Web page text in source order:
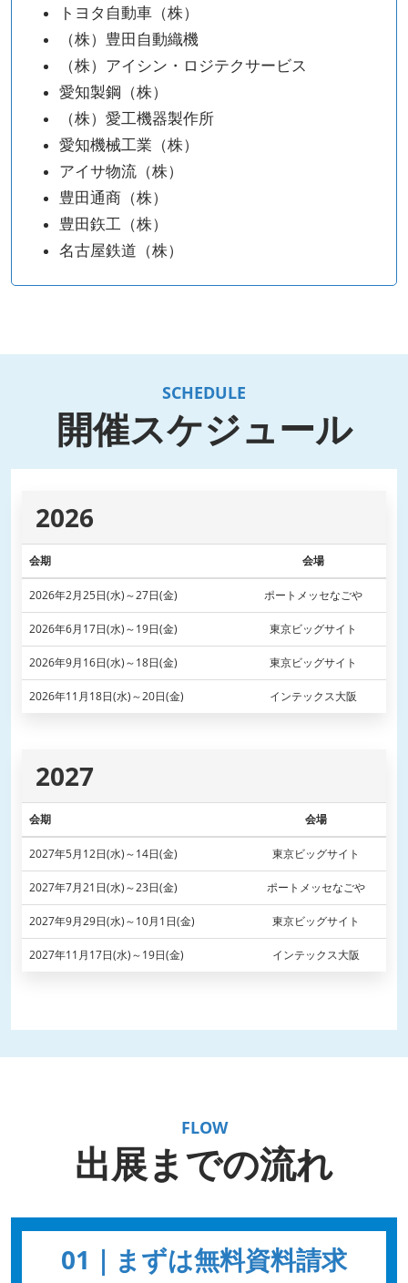
トヨタ自動車（株）
（株）豊田自動織機
（株）アイシン・ロジテクサービス
愛知製鋼（株）
（株）愛工機器製作所
愛知機械工業（株）
アイサ物流（株）
豊田通商（株）
豊田鉃工（株）
名古屋鉄道（株）
SCHEDULE
開催スケジュール
2026
会期 会場
2026年2月25日(水)～27日(金) ポートメッセなごや
2026年6月17日(水)～19日(金) 東京ビッグサイト
2026年9月16日(水)～18日(金) 東京ビッグサイト
2026年11月18日(水)～20日(金) インテックス大阪
2027
会期 会場
2027年5月12日(水)～14日(金) 東京ビッグサイト
2027年7月21日(水)～23日(金) ポートメッセなごや
2027年9月29日(水)～10月1日(金) 東京ビッグサイト
2027年11月17日(水)～19日(金) インテックス大阪
FLOW
出展までの流れ
01｜まずは無料資料請求